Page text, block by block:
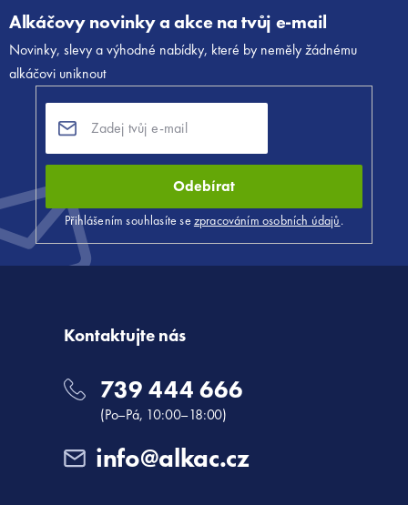
Alkáčovy novinky a akce na tvůj e-mail
Novinky, slevy a výhodné nabídky, které by neměly žádnému
alkáčovi uniknout
Odebírat
Přihlášením souhlasíte se zpracováním osobních údajů.
Kontaktujte nás
739 444 666
(Po–Pá, 10:00–18:00)
info@alkac.cz